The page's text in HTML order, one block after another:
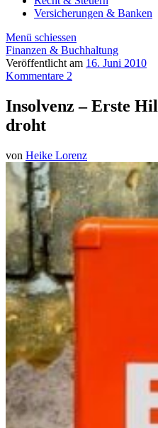
Versicherungen & Banken
Menü schiessen
Finanzen & Buchhaltung
Veröffentlicht am 16. Juni 2010
Kommentare 2
Insolvenz – Erste
droht
von Heike Lorenz